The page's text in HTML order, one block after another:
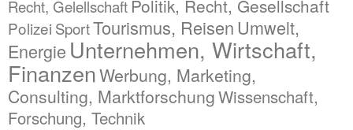
Recht, Gelellschaft Politik, Recht, Gesellschaft
Polizei SportTourismus, Reisen Umwelt,
Energie Unternehmen, Wirtschaft,
FinanzenWerbung, Marketing,
Consulting, MarktforschungWissenschaft,
Forschung, Technik